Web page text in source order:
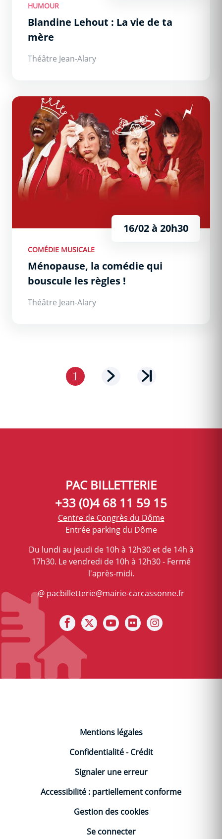
HUMOUR
Blandine Lehout : La vie de ta
mère
Théâtre Jean-Alary
Ménopause, la comédie qui bouscule les règles !
16/02 à 20h30
COMÉDIE MUSICALE
Ménopause, la comédie qui
bouscule les règles !
Théâtre Jean-Alary
Page courantePage suivante
PAC BILLETTERIE
+33 (0)4 68 11 59 15
Centre de Congrès du Dôme
Entrée parking du Dôme
Du lundi au jeudi de 10h à 12h30 et de 14h à
17h30. Le vendredi de 10h à 12h30 - Fermé
l'après-midi.
@ pacbilletterie@mairie-carcassonne.fr
Notre facebook
Notre X (ex Twitter)
Notre Chaine youtube
Notre photothèque
Mentions légales
Confidentialité-Crédit
Signaler une erreur
Accessibilité : partiellement conforme
Gestion des cookies
Se connecter